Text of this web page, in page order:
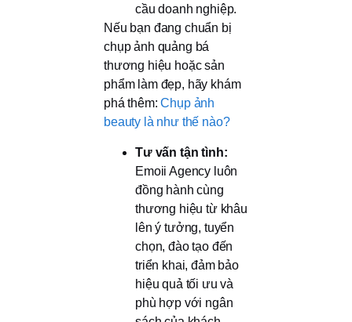
cầu doanh nghiệp.
Nếu bạn đang chuẩn bị
chụp ảnh quảng bá
thương hiệu hoặc sản
phẩm làm đẹp, hãy khám
phá thêm: Chụp ảnh
beauty là như thế nào?
Tư vấn tận tình:
Emoii Agency luôn
đồng hành cùng
thương hiệu từ khâu
lên ý tưởng, tuyển
chọn, đào tạo đến
triển khai, đảm bảo
hiệu quả tối ưu và
phù hợp với ngân